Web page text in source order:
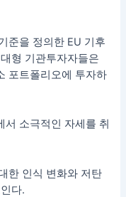
준을 정의한 EU 기후
형 기관투자자들은
포트폴리오에 투자하
서 소극적인 자세를 취
한 인식 변화와 저탄
다.